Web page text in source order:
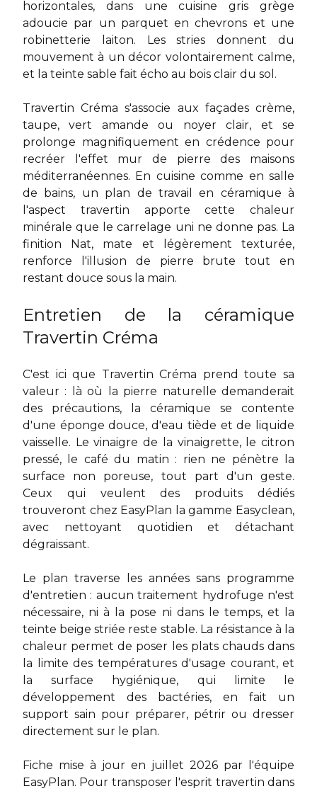
horizontales, dans une cuisine gris grège
adoucie par un parquet en chevrons et une
robinetterie laiton. Les stries donnent du
mouvement à un décor volontairement calme,
et la teinte sable fait écho au bois clair du sol.
Travertin Créma s'associe aux façades crème,
taupe, vert amande ou noyer clair, et se
prolonge magnifiquement en crédence pour
recréer l'effet mur de pierre des maisons
méditerranéennes. En cuisine comme en salle
de bains, un plan de travail en céramique à
l'aspect travertin apporte cette chaleur
minérale que le carrelage uni ne donne pas. La
finition Nat, mate et légèrement texturée,
renforce l'illusion de pierre brute tout en
restant douce sous la main.
Entretien de la céramique
Travertin Créma
C'est ici que Travertin Créma prend toute sa
valeur : là où la pierre naturelle demanderait
des précautions, la céramique se contente
d'une éponge douce, d'eau tiède et de liquide
vaisselle. Le vinaigre de la vinaigrette, le citron
pressé, le café du matin : rien ne pénètre la
surface non poreuse, tout part d'un geste.
Ceux qui veulent des produits dédiés
trouveront chez EasyPlan la gamme Easyclean,
avec nettoyant quotidien et détachant
dégraissant.
Le plan traverse les années sans programme
d'entretien : aucun traitement hydrofuge n'est
nécessaire, ni à la pose ni dans le temps, et la
teinte beige striée reste stable. La résistance à la
chaleur permet de poser les plats chauds dans
la limite des températures d'usage courant, et
la surface hygiénique, qui limite le
développement des bactéries, en fait un
support sain pour préparer, pétrir ou dresser
directement sur le plan.
Fiche mise à jour en juillet 2026 par l'équipe
EasyPlan. Pour transposer l'esprit travertin dans